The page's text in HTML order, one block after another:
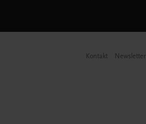
Kontakt Newsletter